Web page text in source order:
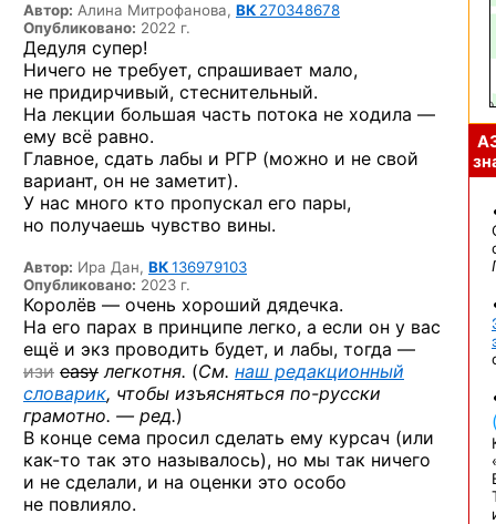
Автор: Алина Митрофанова, ВК 270348678
Опубликовано: 2022 г.
Дедуля супер!
Ничего не требует, спрашивает мало,
не придирчивый, стеснительный.
На лекции большая часть потока не ходила —
ему всё равно.
Главное, сдать лабы и РГР (можно и не свой
вариант, он не заметит).
У нас много кто пропускал его пары,
но получаешь чувство вины.
Автор: Ира Дан, ВК136979103
Опубликовано: 2023 г.
Королёв — очень хороший дядечка.
На его парах в принципе легко, а если он у вас
ещё и экз проводить будет, и лабы, тогда —
изи easy легкотня. (См. наш редакционный
словарик, чтобы изъясняться по-русски
грамотно. — ред.)
В конце сема просил сделать ему курсач (или
как-то так это называлось), но мы так ничего
и не сделали, и на оценки это особо
не повлияло.